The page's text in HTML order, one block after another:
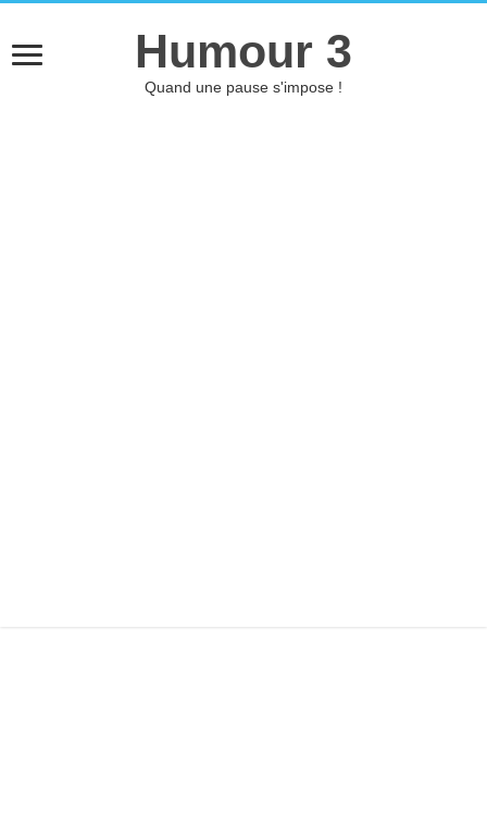
Humour 3
Quand une pause s'impose !